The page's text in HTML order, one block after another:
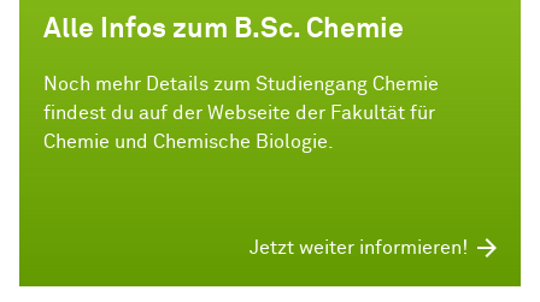
Alle Infos zum B.Sc. Chemie
Noch mehr Details zum Studiengang Chemie
findest du auf der Webseite der Fakultät für
Chemie und Chemische Biologie.
Jetzt weiter informieren!